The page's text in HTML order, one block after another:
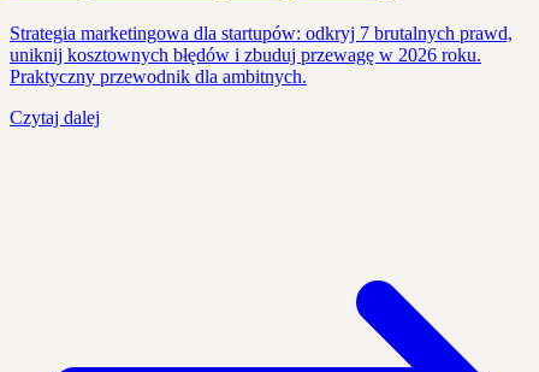
Strategia marketingowa dla startupów: odkryj 7 brutalnych prawd,
uniknij kosztownych błędów i zbuduj przewagę w 2026 roku.
Praktyczny przewodnik dla ambitnych.
Czytaj dalej